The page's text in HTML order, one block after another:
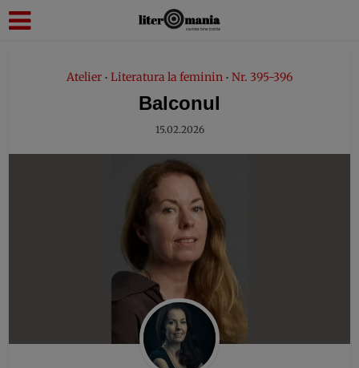
Atelier • Literatura la feminin • Nr. 395-396
Balconul
15.02.2026
modal-check